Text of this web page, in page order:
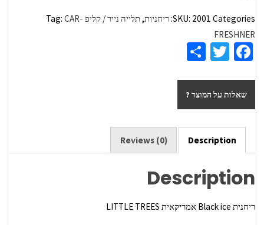
SKU: 2001 Categories: ריחניות, תלייה נייר / קליפ Tag: CAR-
FRESHNER
Fa
b
o
o
k
T
tt
er
ar
e
שאלות על המוצר ?
Description
Reviews (0)
Description
ריחנית Black ice אמריקאית LITTLE TREES